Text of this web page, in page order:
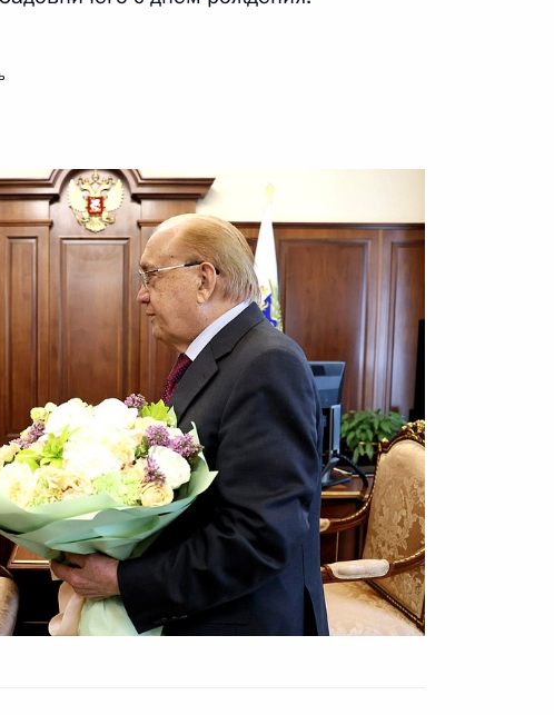
последствий паводков
5
Суда Ириной Подносовой
2